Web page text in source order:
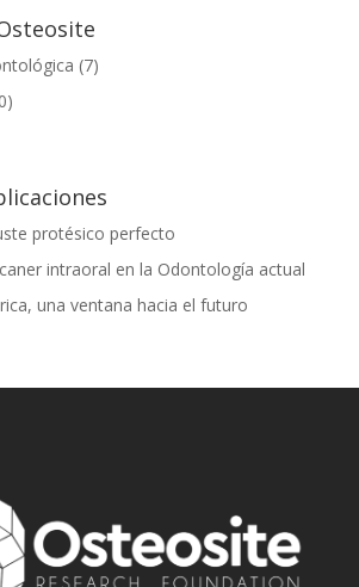
(7)
protésico perfecto
intraoral en la Odontología actual
una ventana hacia el futuro